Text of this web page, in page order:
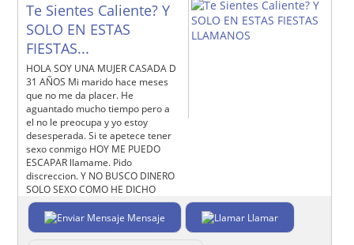
Te Sientes Caliente? Y
SOLO EN ESTAS
FIESTAS...
HOLA SOY UNA MUJER CASADA D
31 AÑOS Mi marido hace meses
que no me da placer. He
aguantado mucho tiempo pero a
el no le preocupa y yo estoy
desesperada. Si te apetece tener
sexo conmigo HOY ME PUEDO
ESCAPAR llamame. Pido
discreccion. Y NO BUSCO DINERO
SOLO SEXO COMO HE DICHO
Mensaje Llamar